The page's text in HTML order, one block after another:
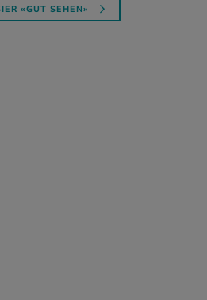
«GUT SEHEN»